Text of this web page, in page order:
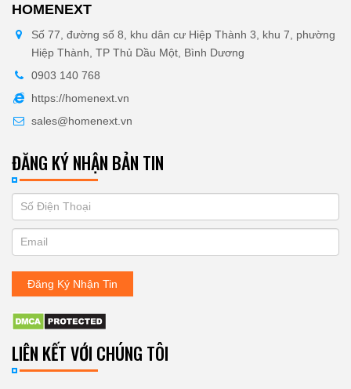
HOMENEXT
Số 77, đường số 8, khu dân cư Hiệp Thành 3, khu 7, phường
Hiệp Thành, TP Thủ Dầu Một, Bình Dương
0903 140 768
https://homenext.vn
sales@homenext.vn
ĐĂNG KÝ NHẬN BẢN TIN
ĐĂNG
KÝ
NHẬN
BẢN
TIN
you
are
human,
leave
this
blank.
Đăng Ký Nhận Tin
LIÊN KẾT VỚI CHÚNG TÔI